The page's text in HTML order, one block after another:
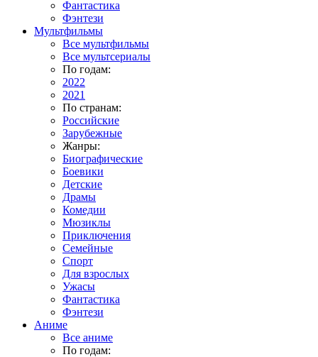
Фантастика
Фэнтези
Мультфильмы
Все мультфильмы
Все мультсериалы
По годам:
2022
2021
По странам:
Российские
Зарубежные
Жанры:
Биографические
Боевики
Детские
Драмы
Комедии
Мюзиклы
Приключения
Семейные
Спорт
Для взрослых
Ужасы
Фантастика
Фэнтези
Аниме
Все аниме
По годам: